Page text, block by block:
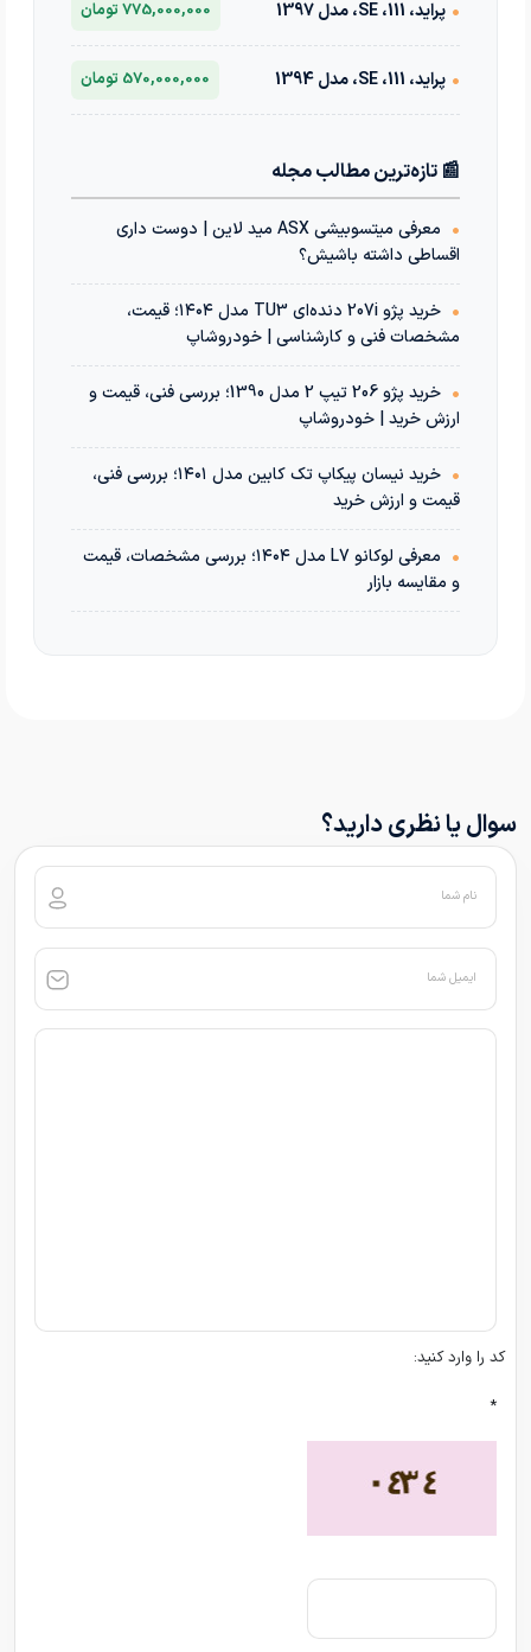
• پراید، 111، SE، مدل 1397 775,000,000 تومان
• پراید، 111، SE، مدل 1394 570,000,000 تومان
📰 تازه‌ترین مطالب مجله
•
معرفی میتسوبیشی ASX مید لاین | دوست داری
اقساطی داشته باشیش؟
•
خرید پژو 207i دنده‌ای TU3 مدل ۱۴۰۴؛ قیمت،
مشخصات فنی و کارشناسی | خودروشاپ
•
خرید پژو 206 تیپ 2 مدل 1390؛ بررسی فنی، قیمت و
ارزش خرید | خودروشاپ
•
خرید نیسان پیکاپ تک کابین مدل ۱۴۰۱؛ بررسی فنی،
قیمت و ارزش خرید
•
معرفی لوکانو L7 مدل ۱۴۰۴؛ بررسی مشخصات، قیمت
و مقایسه بازار
سوال یا نظری دارید؟
نام شما
ایمیل شما
کد را وارد کنید:
*